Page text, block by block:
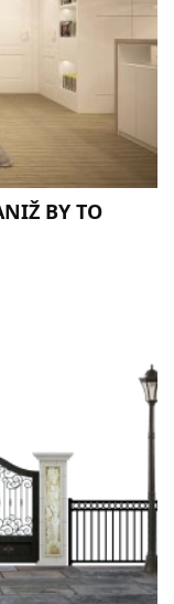
BY TO